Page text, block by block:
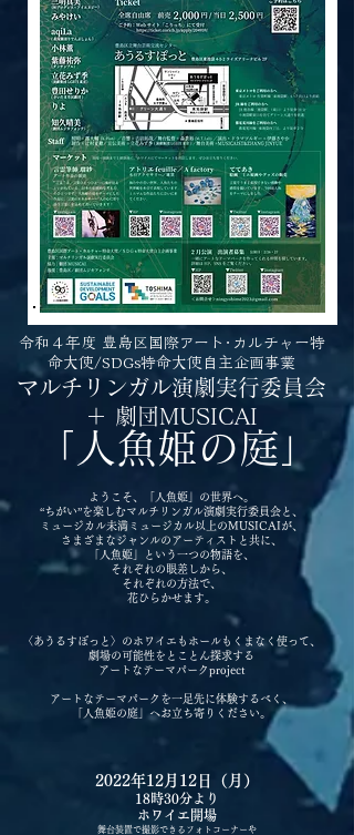
令和４年度 豊島区国際アート･カルチャー特
命大使/SDGs特命大使自主企画事業
マルチリンガル演劇実行委員会
＋ 劇団MUSICAI
ようこそ、「人魚姫」の世界へ。
“ちがい”を楽しむマルチリンガル演劇実行委員会と、
ミュージカル未満ミュージカル以上のMUSICAIが、
さまざまなジャンルのアーティストと共に、
「人魚姫」という一つの物語を、
それぞれの眼差しから、
それぞれの方法で、
花ひらかせます。
〈あうるすぽっと〉のホワイエもホールもくまなく使って、
劇場の可能性をとことん探求する
アートなテーマパークproject
アートなテーマパークを一足先に体験するべく、
「人魚姫の庭」へお立ち寄りください。
「人魚姫の庭」
2022年12月12日（月）
18時30分より
ホワイエ開場
舞台装置で撮影できるフォトコーナーや